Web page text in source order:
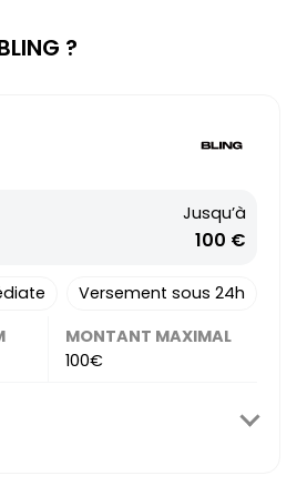
?
Jusqu’à
100 €
Versement sous 24h
MONTANT MAXIMAL
100€